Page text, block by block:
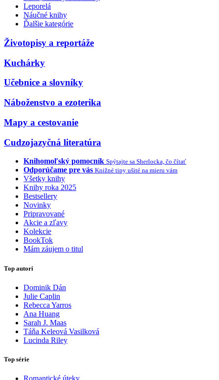
Leporelá
Náučné knihy
Ďalšie kategórie
Životopisy a reportáže
Kuchárky
Učebnice a slovníky
Náboženstvo a ezoterika
Mapy a cestovanie
Cudzojazyčná literatúra
Knihomoľský pomocník Spýtajte sa Sherlocka, čo čítať
Odporúčame pre vás Knižné tipy ušité na mieru vám
Všetky knihy
Knihy roka 2025
Bestsellery
Novinky
Pripravované
Akcie a zľavy
Kolekcie
BookTok
Mám záujem o titul
Top autori
Dominik Dán
Julie Caplin
Rebecca Yarros
Ana Huang
Sarah J. Maas
Táňa Keleová Vasilková
Lucinda Riley
Top série
Romantické úteky